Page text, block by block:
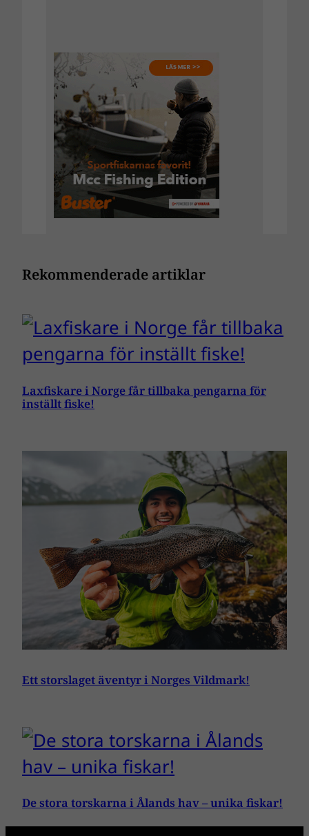
Rekommenderade artiklar
Laxfiskare i Norge får tillbaka pengarna för
inställt fiske!
Ett storslaget äventyr i Norges Vildmark!
De stora torskarna i Ålands hav – unika fiskar!